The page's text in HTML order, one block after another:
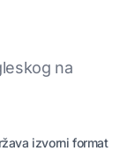
na
izvorni format